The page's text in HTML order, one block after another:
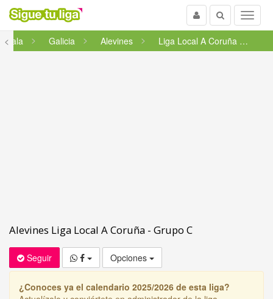
Menu
Buscar
Usuario
<Sala Galicia Alevines Liga Local A Coruña - Grupo C
Alevines Liga Local A Coruña - Grupo C
Seguir Opciones
¿Conoces ya el calendario 2025/2026 de esta liga?